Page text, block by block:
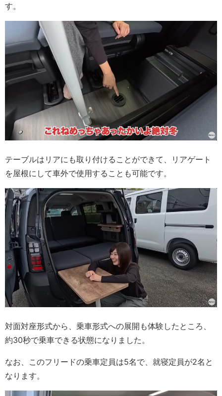
す。
テーブルはリアにも取り付けることができて、リアゲート
を屋根にして車外で使用することも可能です。
対面対座形式から、乗車形式への展開も体験したところ、
約30秒で乗車できる状態になりました。
なお、このフリードの乗車定員は5名で、就寝定員が2名と
なります。